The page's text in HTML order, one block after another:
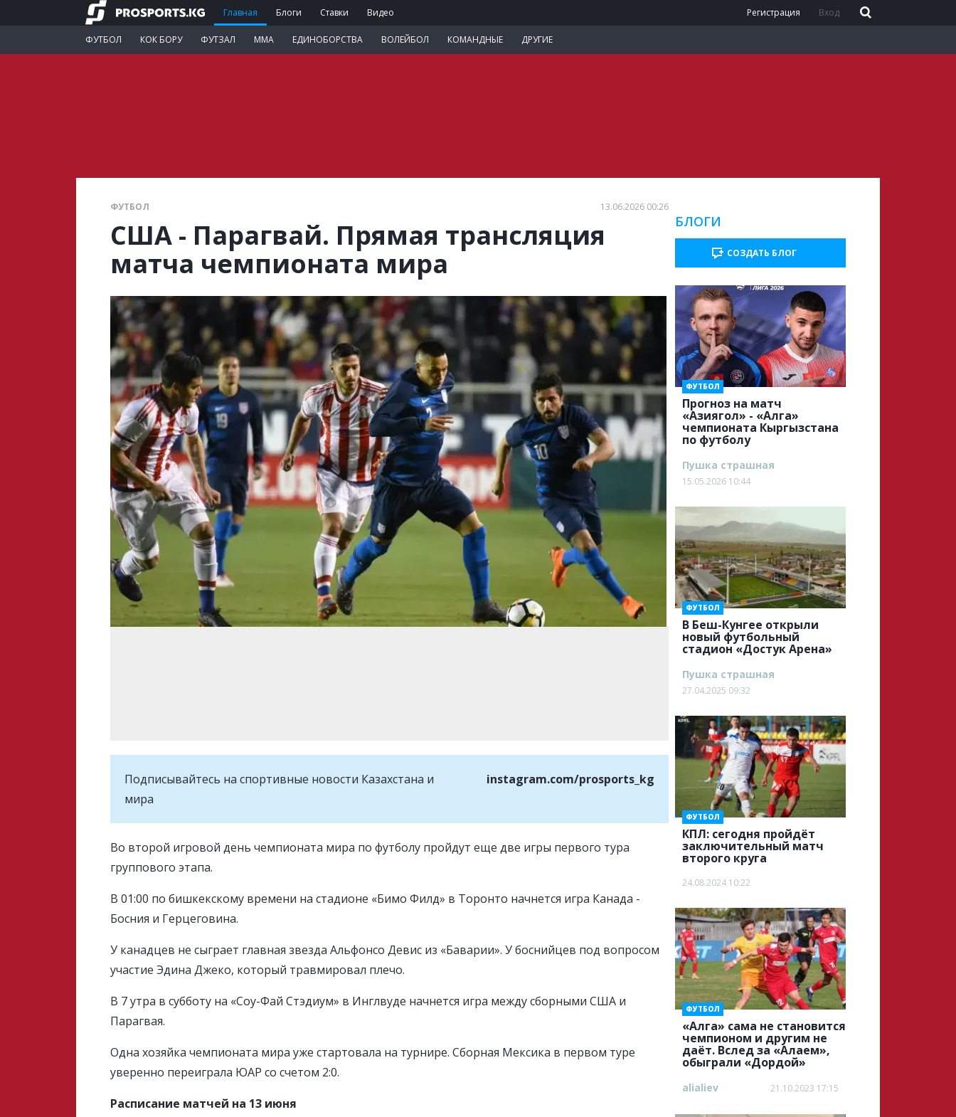
Главная Блоги Ставки Видео
ФУТБОЛ КОК БОРУ ФУТЗАЛ ММА ЕДИНОБОРСТВА ВОЛЕЙБОЛ КОМАНДНЫЕ ДРУГИЕ
Регистрация Вход
ФУТБОЛ 13.06.2026 00:26
США - Парагвай. Прямая трансляция
матча чемпионата мира
Подписывайтесь на cпортивные новости Казахстана и
мира
instagram.com/prosports_kg
Во второй игровой день чемпионата мира по футболу пройдут еще две игры первого тура
группового этапа.
В 01:00 по бишкекскому времени на стадионе «Бимо Филд» в Торонто начнется игра Канада -
Босния и Герцеговина.
У канадцев не сыграет главная звезда Альфонсо Девис из «Баварии». У боснийцев под вопросом
участие Эдина Джеко, который травмировал плечо.
В 7 утра в субботу на «Соу-Фай Стэдиум» в Инглвуде начнется игра между сборными США и
Парагвая.
Одна хозяйка чемпионата мира уже стартовала на турнире. Сборная Мексика в первом туре
уверенно переиграла ЮАР со счетом 2:0.
Расписание матчей на 13 июня
БЛОГИ
СОЗДАТЬ БЛОГ
Прогноз на матч
«Азиягол» - «Алга»
чемпионата Кыргызстана
по футболу
ФУТБОЛ
Пушка страшная
15.05.2026 10:44
В Беш-Кунгее открыли
новый футбольный
стадион «Достук Арена»
ФУТБОЛ
Пушка страшная
27.04.2025 09:32
КПЛ: сегодня пройдёт
заключительный матч
второго круга
ФУТБОЛ
24.08.2024 10:22
«Алга» cама не становится
чемпионом и другим не
даёт. Вслед за «Алаем»,
обыграли «Дордой»
ФУТБОЛ
alialiev 21.10.2023 17:15